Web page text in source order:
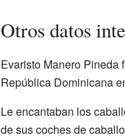
Otros datos
Evaristo Manero Pineda
República Dominicana
Le encantaban los
de sus coches de